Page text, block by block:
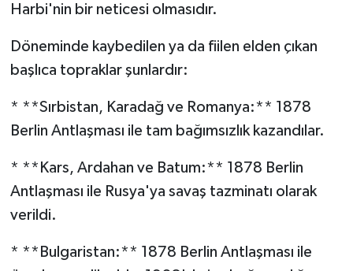
Harbi'nin bir neticesi olmasıdır.
Döneminde kaybedilen ya da fiilen elden çıkan
başlıca topraklar şunlardır:
* **Sırbistan, Karadağ ve Romanya:** 1878
Berlin Antlaşması ile tam bağımsızlık kazandılar.
* **Kars, Ardahan ve Batum:** 1878 Berlin
Antlaşması ile Rusya'ya savaş tazminatı olarak
verildi.
* **Bulgaristan:** 1878 Berlin Antlaşması ile